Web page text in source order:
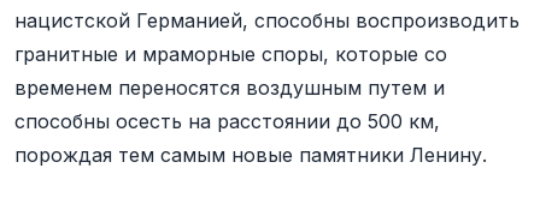
нацистской Германией, способны воспроизводить
гранитные и мраморные споры, которые со
временем переносятся воздушным путем и
способны осесть на расстоянии до 500 км,
порождая тем самым новые памятники Ленину.